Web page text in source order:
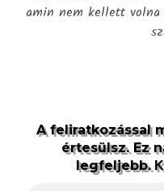
amin nem kellett
A feliratkozással
értesülsz. Ez
legfeljebb.